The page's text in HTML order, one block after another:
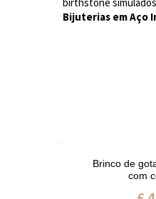
Bijuterias em Aço
Brinco de
com